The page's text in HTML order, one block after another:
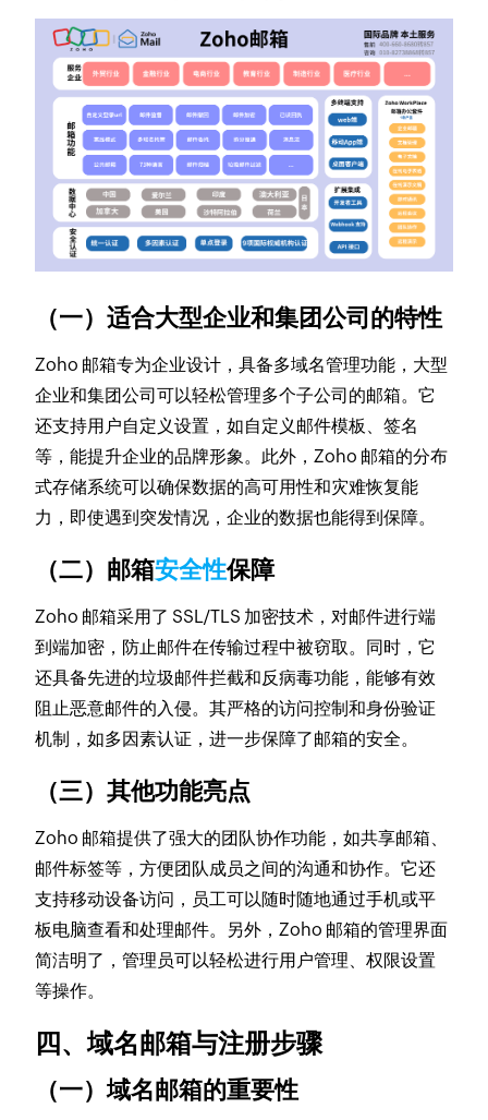
（一）适合大型企业和集团公司的特性
Zoho 邮箱专为企业设计，具备多域名管理功能，大型
企业和集团公司可以轻松管理多个子公司的邮箱。它
还支持用户自定义设置，如自定义邮件模板、签名
等，能提升企业的品牌形象。此外，Zoho 邮箱的分布
式存储系统可以确保数据的高可用性和灾难恢复能
力，即使遇到突发情况，企业的数据也能得到保障。
（二）邮箱安全性保障
Zoho 邮箱采用了 SSL/TLS 加密技术，对邮件进行端
到端加密，防止邮件在传输过程中被窃取。同时，它
还具备先进的垃圾邮件拦截和反病毒功能，能够有效
阻止恶意邮件的入侵。其严格的访问控制和身份验证
机制，如多因素认证，进一步保障了邮箱的安全。
（三）其他功能亮点
Zoho 邮箱提供了强大的团队协作功能，如共享邮箱、
邮件标签等，方便团队成员之间的沟通和协作。它还
支持移动设备访问，员工可以随时随地通过手机或平
板电脑查看和处理邮件。另外，Zoho 邮箱的管理界面
简洁明了，管理员可以轻松进行用户管理、权限设置
等操作。
四、域名邮箱与注册步骤
（一）域名邮箱的重要性